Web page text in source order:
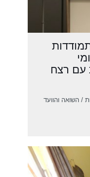
עם רצח
/ השואה והוועד